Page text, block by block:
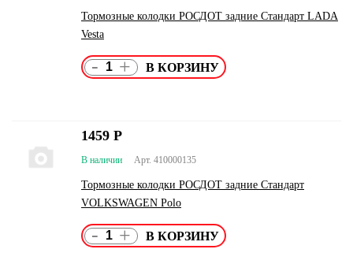
Тормозные колодки РОСДОТ задние Стандарт LADA
Vesta
- +
Арт. 410000135
В наличии
Тормозные колодки РОСДОТ задние Стандарт
VOLKSWAGEN Polo
1459 Р
- +